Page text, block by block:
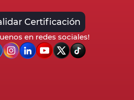
Certificación
en redes sociales!